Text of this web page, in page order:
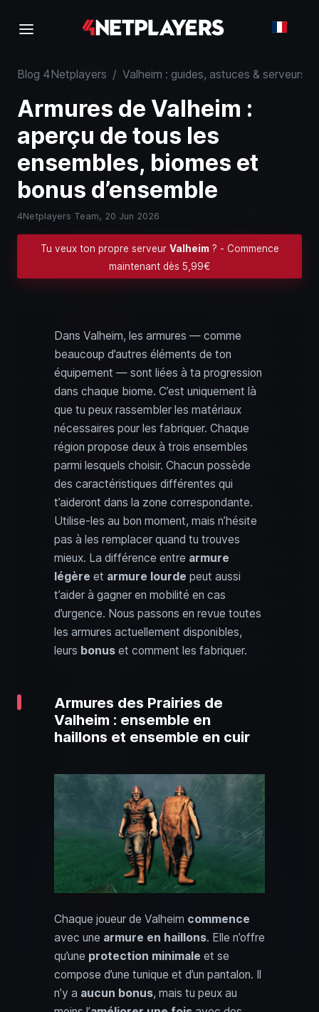
Blog 4Netplayers / Valheim : guides, astuces & serveurs
Armures de Valheim :
aperçu de tous les
ensembles, biomes et
bonus d’ensemble
4Netplayers Team, 20 Jun 2026
Tu veux ton propre serveur Valheim ? - Commence
maintenant dès 5,99€
Dans Valheim, les armures — comme
beaucoup d’autres éléments de ton
équipement — sont liées à ta progression
dans chaque biome. C’est uniquement là
que tu peux rassembler les matériaux
nécessaires pour les fabriquer. Chaque
région propose deux à trois ensembles
parmi lesquels choisir. Chacun possède
des caractéristiques différentes qui
t’aideront dans la zone correspondante.
Utilise-les au bon moment, mais n’hésite
pas à les remplacer quand tu trouves
mieux. La différence entre armure
légère et armure lourde peut aussi
t’aider à gagner en mobilité en cas
d’urgence. Nous passons en revue toutes
les armures actuellement disponibles,
leurs bonus et comment les fabriquer.
Armures des Prairies de
Valheim : ensemble en
haillons et ensemble en cuir
Chaque joueur de Valheim commence
avec une armure en haillons. Elle n’offre
qu’une protection minimale et se
compose d’une tunique et d’un pantalon. Il
n’y a aucun bonus, mais tu peux au